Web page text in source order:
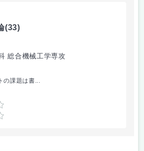
(33)
総合機械工学専攻
の課題は書...